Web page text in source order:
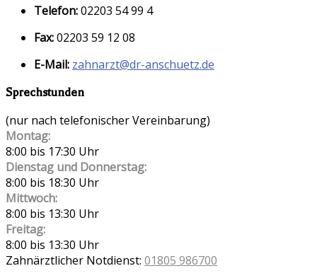
Telefon:02203 54 99 4
Fax:02203 59 12 08
E-Mail: zahnarzt@dr-anschuetz.de
Sprechstunden
(nur nach telefonischer Vereinbarung)
Montag:
8:00 bis 17:30 Uhr
Dienstag und Donnerstag:
8:00 bis 18:30 Uhr
Mittwoch:
8:00 bis 13:30 Uhr
Freitag:
8:00 bis 13:30 Uhr
Zahnärztlicher Notdienst: 01805 986700